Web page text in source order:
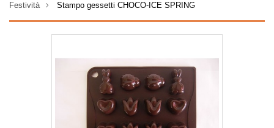
Festività
> Stampo gessetti CHOCO-ICE SPRING